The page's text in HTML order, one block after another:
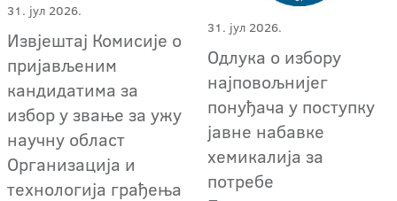
31. јул 2026.
Извјештај Комисије о
пријављеним
кандидатима за
избор у звање за ужу
научну област
Организација и
технологија грађења
31. јул 2026.
Одлука о избору
најповољнијег
понуђача у поступку
јавне набавке
хемикалија за
потребе